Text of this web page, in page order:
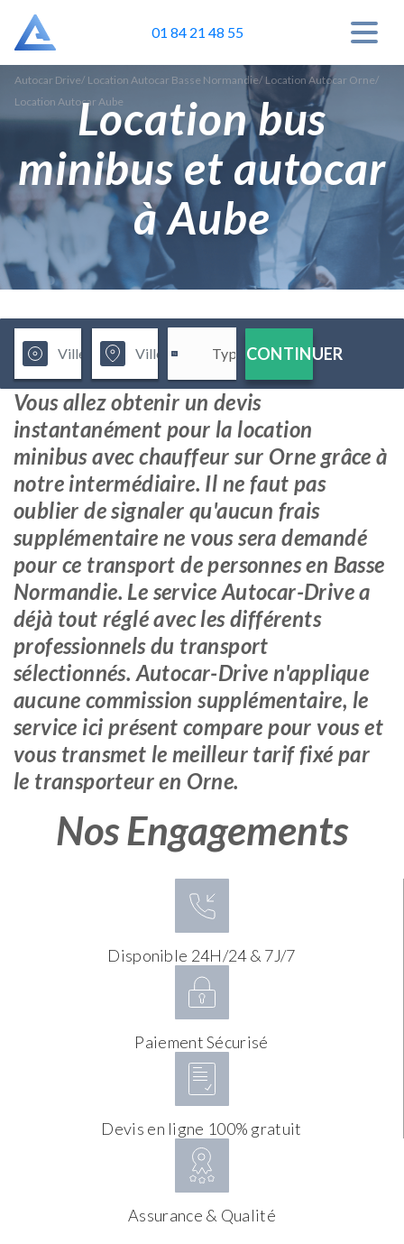
01 84 21 48 55
Autocar Drive/ Location Autocar Basse Normandie/ Location Autocar Orne/
Location Autocar AubeLocation bus
minibus et autocar
à Aube
CONTINUER
Vous allez obtenir un devis
instantanément pour la location
minibus avec chauffeur sur Orne grâce à
notre intermédiaire. Il ne faut pas
oublier de signaler qu'aucun frais
supplémentaire ne vous sera demandé
pour ce transport de personnes en Basse
Normandie. Le service Autocar-Drive a
déjà tout réglé avec les différents
professionnels du transport
sélectionnés. Autocar-Drive n'applique
aucune commission supplémentaire, le
service ici présent compare pour vous et
vous transmet le meilleur tarif fixé par
le transporteur en Orne.
Nos Engagements
Disponible 24H/24 & 7J/7
Paiement Sécurisé
Devis en ligne 100% gratuit
Assurance & Qualité